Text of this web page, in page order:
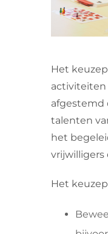
Het
activiteiten
afgestemd
talenten
het
vrijwilligers
Het